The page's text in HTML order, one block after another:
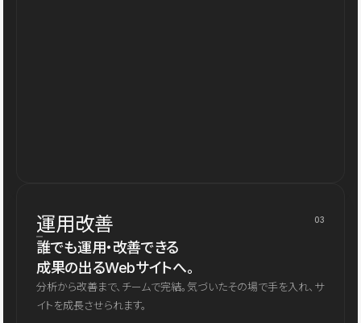
運用改善 03
誰でも運用・改善できる
成果の出るWebサイトへ。
分析から改善まで、チームで完結。気づいたその場で手を入れ、サ
イトを成長させられます。